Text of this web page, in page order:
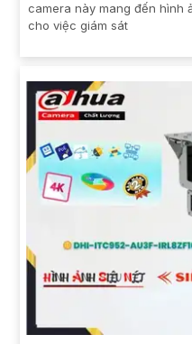
camera này mang đến hình
cho việc giám sát